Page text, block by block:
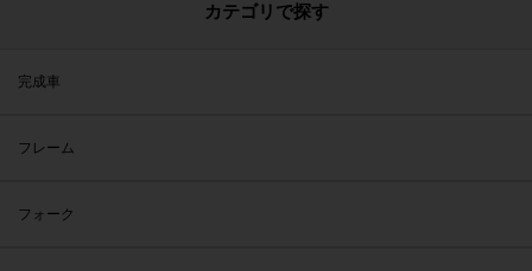
カテゴリで探す
完成車
フレーム
フォーク